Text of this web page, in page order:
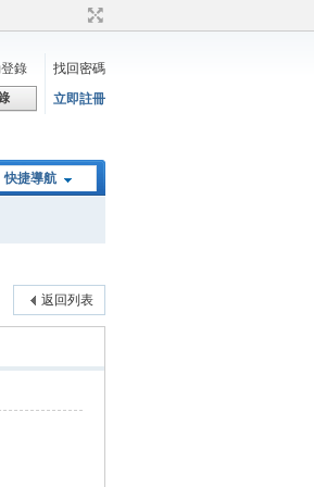
錄
找回密碼
立即註冊
快捷導航
返回列表